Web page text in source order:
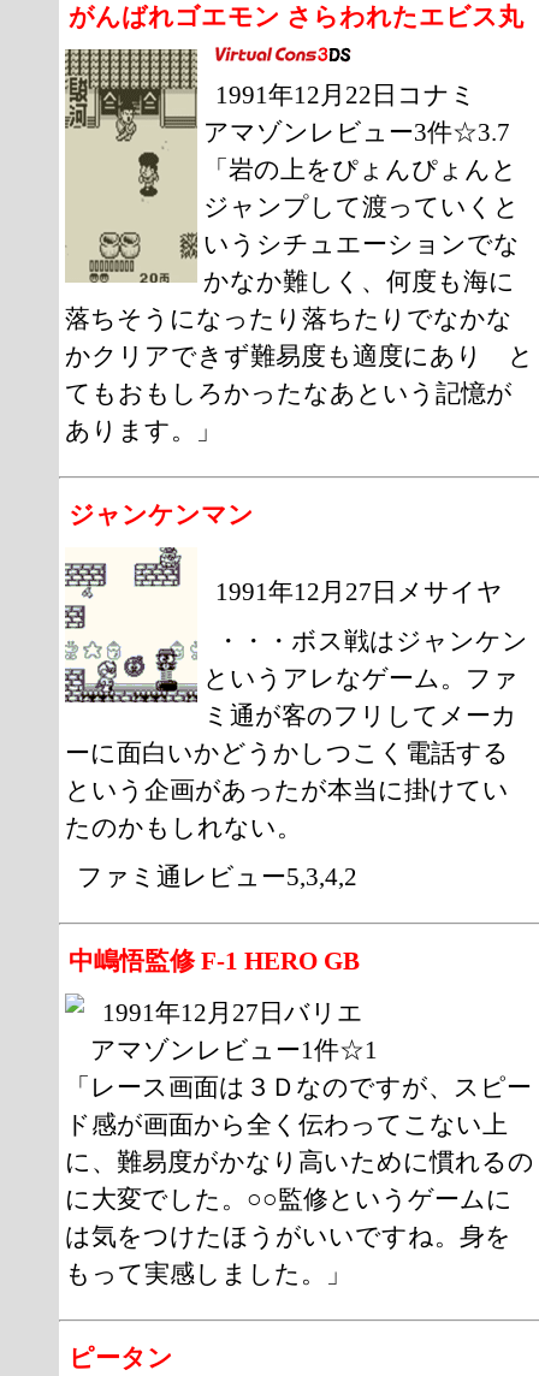
がんばれゴエモン さらわれたエビス丸
1991年12月22日コナミ
アマゾンレビュー3件☆3.7
「岩の上をぴょんぴょんと
ジャンプして渡っていくと
いうシチュエーションでな
かなか難しく、何度も海に
落ちそうになったり落ちたりでなかな
かクリアできず難易度も適度にあり と
てもおもしろかったなあという記憶が
あります。」
ジャンケンマン
1991年12月27日メサイヤ
・・・ボス戦はジャンケン
というアレなゲーム。ファ
ミ通が客のフリしてメーカ
ーに面白いかどうかしつこく電話する
という企画があったが本当に掛けてい
たのかもしれない。
ファミ通レビュー5,3,4,2
中嶋悟監修 F-1 HERO GB
1991年12月27日バリエ
アマゾンレビュー1件☆1
「レース画面は３Ｄなのですが、スピー
ド感が画面から全く伝わってこない上
に、難易度がかなり高いために慣れるの
に大変でした。○○監修というゲームに
は気をつけたほうがいいですね。身を
もって実感しました。」
ピータン